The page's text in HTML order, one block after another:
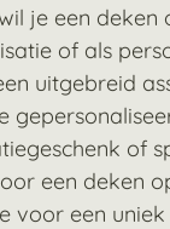
je een deken
of als
uitgebreid
of
een deken
voor een